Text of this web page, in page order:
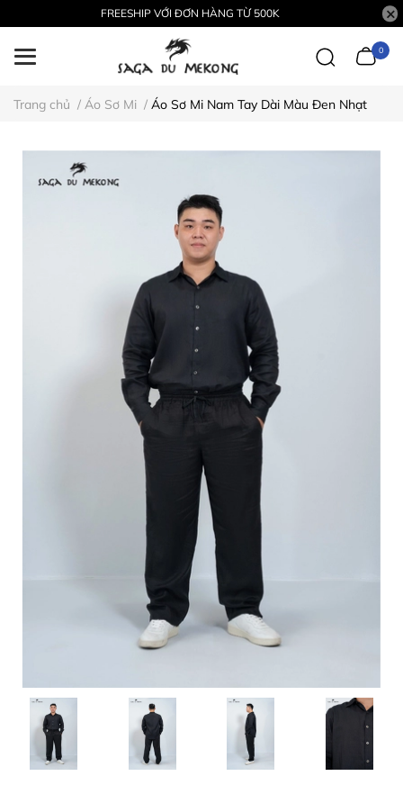
FREESHIP VỚI ĐƠN HÀNG TỪ 500K
0
Trang chủ / Áo Sơ Mi / Áo Sơ Mi Nam Tay Dài Màu Đen Nhạt